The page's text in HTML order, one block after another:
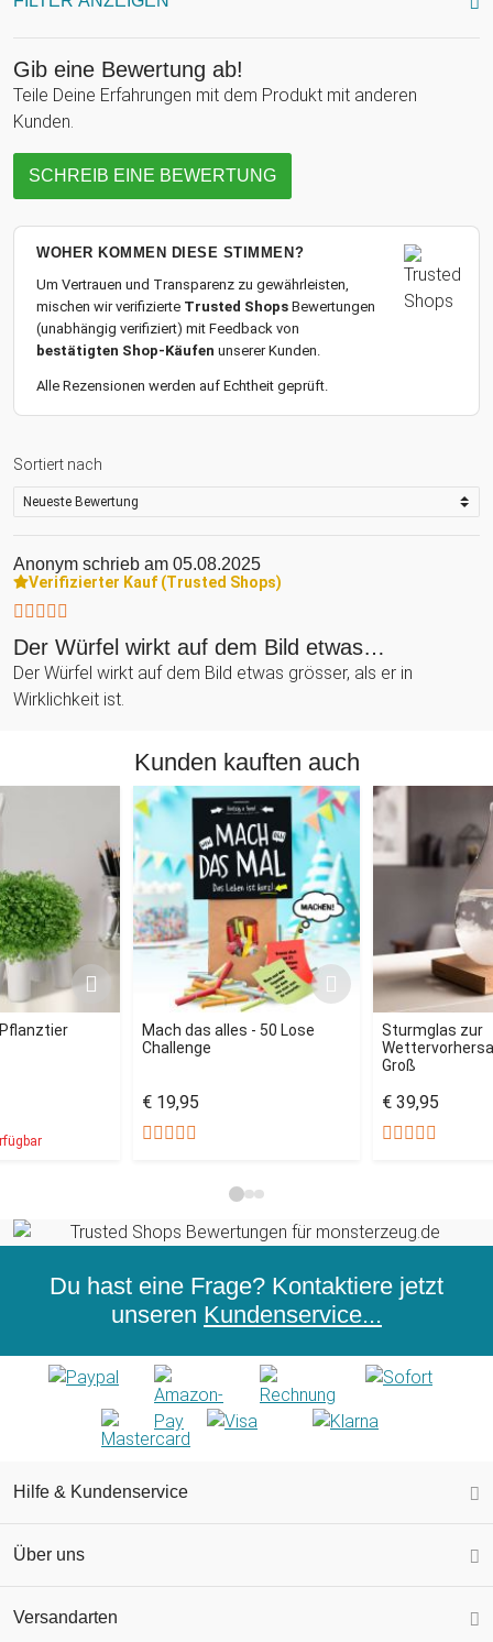
Gib eine Bewertung ab!
Teile Deine Erfahrungen mit dem Produkt mit anderen
Kunden.
SCHREIB EINE BEWERTUNG
WOHER KOMMEN DIESE STIMMEN?
Um Vertrauen und Transparenz zu gewährleisten,
mischen wir verifizierte Trusted Shops Bewertungen
(unabhängig verifiziert) mit Feedback von
bestätigten Shop-Käufen unserer Kunden.
Alle Rezensionen werden auf Echtheit geprüft.
Sortiert nach
Anonym schrieb am 05.08.2025
Verifizierter Kauf (Trusted Shops)
Der Würfel wirkt auf dem Bild etwas…
Der Würfel wirkt auf dem Bild etwas grösser, als er in
Wirklichkeit ist.
Kunden kauften auch
Mach das alles - 50 Lose
Challenge
€ 19,95
Sturmglas zur
Groß
€ 39,95
Du hast eine Frage? Kontaktiere jetzt
unseren Kundenservice...
Hilfe & Kundenservice
Über uns
Versandarten